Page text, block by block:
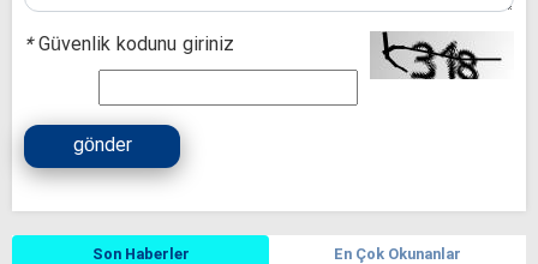
*Güvenlik kodunu giriniz
gönder
Son Haberler En Çok Okunanlar